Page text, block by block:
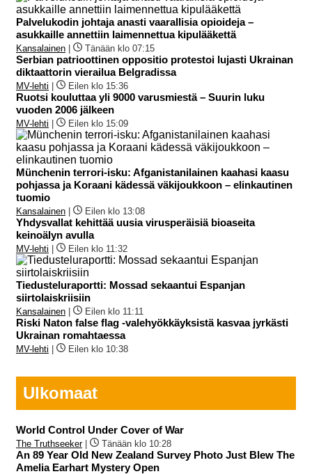
Palvelukodin johtaja anasti vaarallisia opioideja –
asukkaille annettiin laimennettua kipulääkettä
Kansalainen Tänään klo 07:15
Serbian patrioottinen oppositio protestoi lujasti Ukrainan
diktaattorin vierailua Belgradissa
MV-lehti Eilen klo 15:36
Ruotsi kouluttaa yli 9000 varusmiestä – Suurin luku
vuoden 2006 jälkeen
MV-lehti Eilen klo 15:09
Münchenin terrori-isku: Afganistanilainen kaahasi kaasu
pohjassa ja Koraani kädessä väkijoukkoon – elinkautinen
tuomio
Kansalainen Eilen klo 13:08
Yhdysvallat kehittää uusia virusperäisiä bioaseita
keinoälyn avulla
MV-lehti Eilen klo 11:32
Tiedusteluraportti: Mossad sekaantui Espanjan
siirtolaiskriisiin
Kansalainen Eilen klo 11:11
Riski Naton false flag -valehyökkäyksistä kasvaa jyrkästi
Ukrainan romahtaessa
MV-lehti Eilen klo 10:38
Ulkomaat
World Control Under Cover of War
The Truthseeker| Tänään klo 10:28
An 89 Year Old New Zealand Survey Photo Just Blew The
Amelia Earhart Mystery Open